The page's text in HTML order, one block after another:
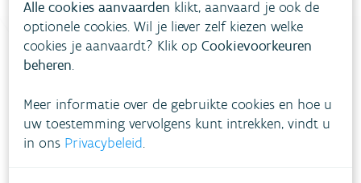
Bekijk het overzicht van meestgestelde vragen .
Alle cookies aanvaarden klikt, aanvaard je ook de
optionele cookies. Wil je liever zelf kiezen welke
cookies je aanvaardt? Klik opCookievoorkeuren
beheren.
Meer informatie over de gebruikte cookies en hoe u
uw toestemming vervolgens kunt intrekken, vindt u
in ons Privacybeleid.